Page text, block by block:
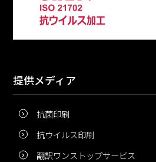
提供メディア
抗菌印刷
抗ウイルス印刷
翻訳ワンストップサービス